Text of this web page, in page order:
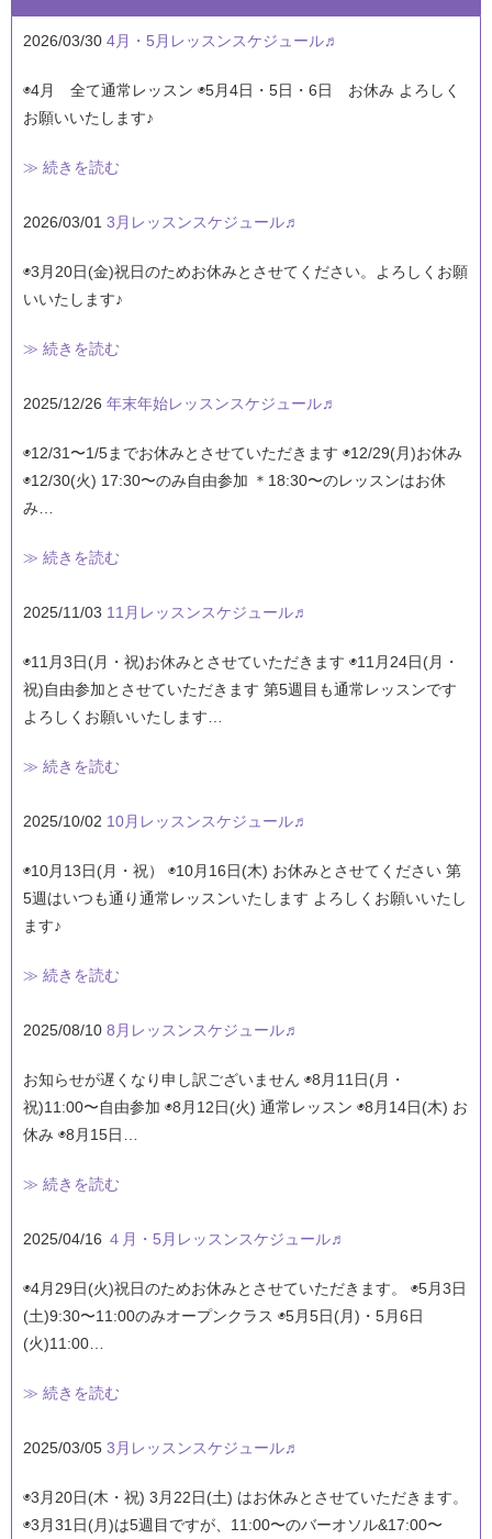
2026/03/30 4月・5月レッスンスケジュール♬
◉4月 全て通常レッスン ◉5月4日・5日・6日 お休み よろしく
お願いいたします♪
≫ 続きを読む
2026/03/01 3月レッスンスケジュール♬
◉3月20日(金)祝日のためお休みとさせてください。よろしくお願
いいたします♪
≫ 続きを読む
2025/12/26 年末年始レッスンスケジュール♬
◉12/31〜1/5までお休みとさせていただきます ◉12/29(月)お休み
◉12/30(火) 17:30〜のみ自由参加 ＊18:30〜のレッスンはお休
み…
≫ 続きを読む
2025/11/03 11月レッスンスケジュール♬
◉11月3日(月・祝)お休みとさせていただきます ◉11月24日(月・
祝)自由参加とさせていただきます 第5週目も通常レッスンです
よろしくお願いいたします…
≫ 続きを読む
2025/10/02 10月レッスンスケジュール♬
◉10月13日(月・祝） ◉10月16日(木) お休みとさせてください 第
5週はいつも通り通常レッスンいたします よろしくお願いいたし
ます♪
≫ 続きを読む
2025/08/10 8月レッスンスケジュール♬
お知らせが遅くなり申し訳ございません ◉8月11日(月・
祝)11:00〜自由参加 ◉8月12日(火) 通常レッスン ◉8月14日(木) お
休み ◉8月15日…
≫ 続きを読む
2025/04/16 ４月・5月レッスンスケジュール♬
◉4月29日(火)祝日のためお休みとさせていただきます。 ◉5月3日
(土)9:30〜11:00のみオープンクラス ◉5月5日(月)・5月6日
(火)11:00…
≫ 続きを読む
2025/03/05 3月レッスンスケジュール♬
◉3月20日(木・祝) 3月22日(土) はお休みとさせていただきます。
◉3月31日(月)は5週目ですが、11:00〜のバーオソル&17:00〜